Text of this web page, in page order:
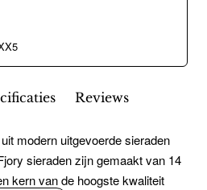
Reviews
modern uitgevoerde sieraden
sieraden zijn gemaakt van 14
kern van de hoogste kwaliteit